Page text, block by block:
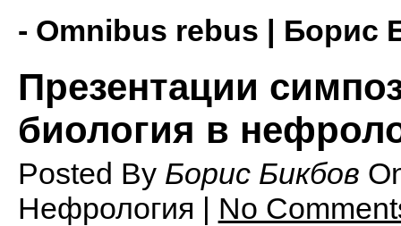
- Omnibus rebus | Борис
Презентации
биология в
Posted By Борис Бикбов
Нефрология | No